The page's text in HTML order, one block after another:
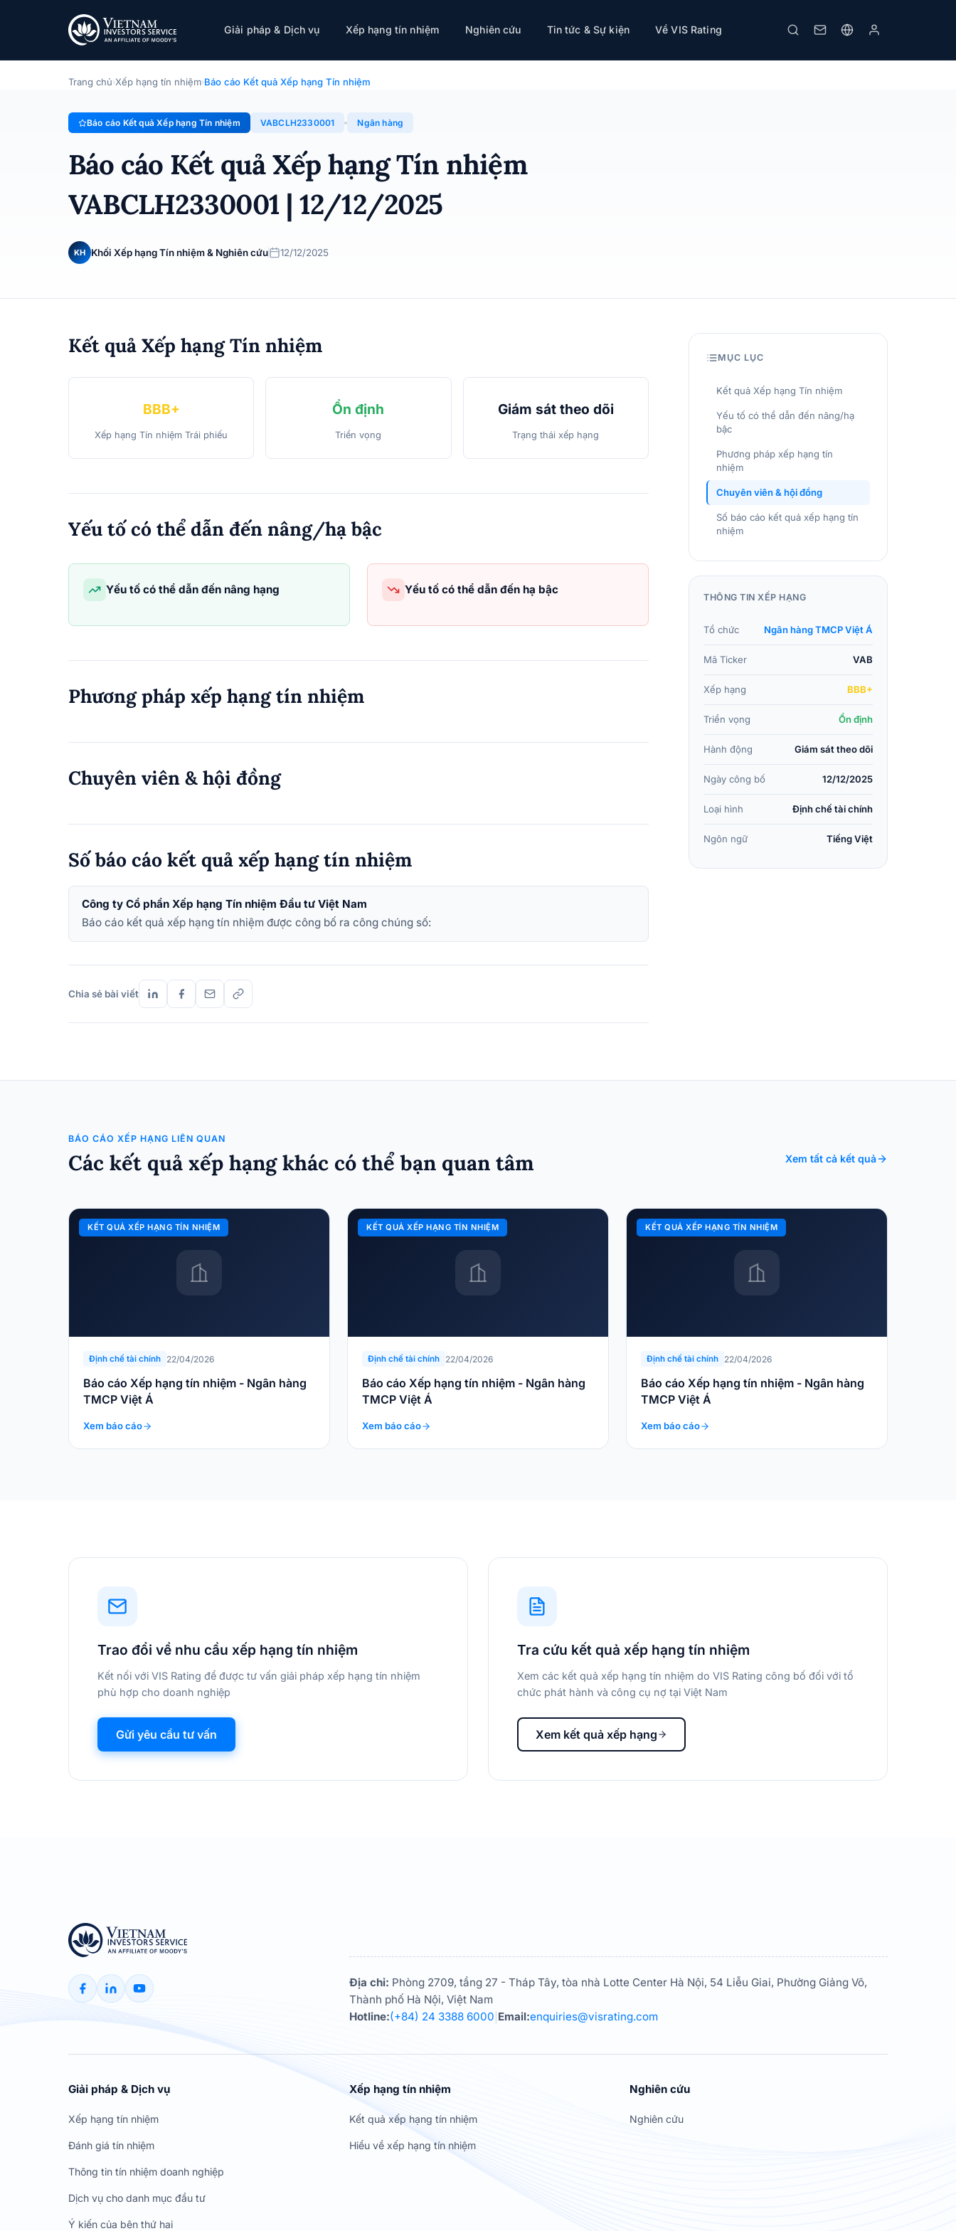
Giải pháp & Dịch vụ Xếp hạng tín nhiệm Nghiên cứu Tin tức & Sự kiện Về VIS Rating
VietABank
Báo cáo Kết quả Xếp hạng Tín nhiệm · Ngân hàng TMCP Việt Á · 12/12/2025
In
Trang chủ›Xếp hạng tín nhiệm›Báo cáo Kết quả Xếp hạng Tín nhiệm
Báo cáo Kết quả Xếp hạng Tín nhiệm VABCLH2330001 Ngân hàng
Báo cáo Kết quả Xếp hạng Tín nhiệm
VABCLH2330001 | 12/12/2025
KH Khối Xếp hạng Tín nhiệm & Nghiên cứu 12/12/2025
Kết quả Xếp hạng Tín nhiệm
BBB+
Xếp hạng Tín nhiệm Trái phiếu
Ổn định
Triển vọng
Giám sát theo dõi
Trạng thái xếp hạng
Yếu tố có thể dẫn đến nâng/hạ bậc
Yếu tố có thể dẫn đến nâng hạng Yếu tố có thể dẫn đến hạ bậc
Phương pháp xếp hạng tín nhiệm
Chuyên viên & hội đồng
Số báo cáo kết quả xếp hạng tín nhiệm
Công ty Cổ phần Xếp hạng Tín nhiệm Đầu tư Việt Nam
Báo cáo kết quả xếp hạng tín nhiệm được công bố ra công chúng số:
Chia sẻ bài viết
MỤC LỤC
Kết quả Xếp hạng Tín nhiệm
Yếu tố có thể dẫn đến nâng/hạ
bậc
Phương pháp xếp hạng tín
nhiệm
Chuyên viên & hội đồng
Số báo cáo kết quả xếp hạng tín
nhiệm
THÔNG TIN XẾP HẠNG
Tổ chức Ngân hàng TMCP Việt Á
Mã Ticker VAB
Xếp hạng BBB+
Triển vọng Ổn định
Hành động Giám sát theo dõi
Ngày công bố 12/12/2025
Loại hình Định chế tài chính
Ngôn ngữ Tiếng Việt
BÁO CÁO XẾP HẠNG LIÊN QUAN
Các kết quả xếp hạng khác có thể bạn quan tâm Xem tất cả kết quả
KẾT QUẢ XẾP HẠNG TÍN NHIỆM
Định chế tài chính 22/04/2026
Báo cáo Xếp hạng tín nhiệm - Ngân hàng
TMCP Việt Á
Xem báo cáo
KẾT QUẢ XẾP HẠNG TÍN NHIỆM
Định chế tài chính 22/04/2026
Báo cáo Xếp hạng tín nhiệm - Ngân hàng
TMCP Việt Á
Xem báo cáo
KẾT QUẢ XẾP HẠNG TÍN NHIỆM
Định chế tài chính 22/04/2026
Báo cáo Xếp hạng tín nhiệm - Ngân hàng
TMCP Việt Á
Xem báo cáo
Trao đổi về nhu cầu xếp hạng tín nhiệm
Kết nối với VIS Rating để được tư vấn giải pháp xếp hạng tín nhiệm
phù hợp cho doanh nghiệp
Gửi yêu cầu tư vấn
Tra cứu kết quả xếp hạng tín nhiệm
Xem các kết quả xếp hạng tín nhiệm do VIS Rating công bố đối với tổ
chức phát hành và công cụ nợ tại Việt Nam
Xem kết quả xếp hạng
Địa chỉ: Phòng 2709, tầng 27 - Tháp Tây, tòa nhà Lotte Center Hà Nội, 54 Liễu Giai, Phường Giảng Võ,
Thành phố Hà Nội, Việt Nam
Hotline:(+84) 24 3388 6000 Email:enquiries@visrating.com
Giải pháp & Dịch vụ
Xếp hạng tín nhiệm
Đánh giá tín nhiệm
Thông tin tín nhiệm doanh nghiệp
Dịch vụ cho danh mục đầu tư
Ý kiến của bên thứ hai
Xếp hạng tín nhiệm
Kết quả xếp hạng tín nhiệm
Hiểu về xếp hạng tín nhiệm
Nghiên cứu
Nghiên cứu